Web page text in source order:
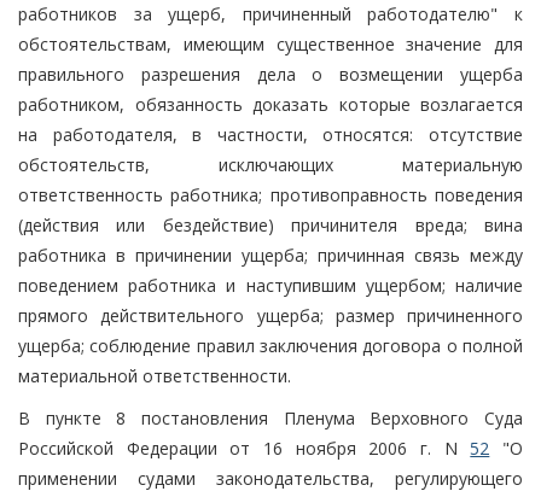
работников за ущерб, причиненный работодателю" к
обстоятельствам, имеющим существенное значение для
правильного разрешения дела о возмещении ущерба
работником, обязанность доказать которые возлагается
на работодателя, в частности, относятся: отсутствие
обстоятельств, исключающих материальную
ответственность работника; противоправность поведения
(действия или бездействие) причинителя вреда; вина
работника в причинении ущерба; причинная связь между
поведением работника и наступившим ущербом; наличие
прямого действительного ущерба; размер причиненного
ущерба; соблюдение правил заключения договора о полной
материальной ответственности.
В пункте 8 постановления Пленума Верховного Суда
Российской Федерации от 16 ноября 2006 г. N52 "О
применении судами законодательства, регулирующего